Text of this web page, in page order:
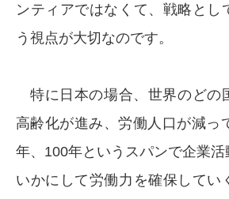
ンティアではなくて、戦略とし
う視点が大切なのです。
特に日本の場合、世界のどの
高齢化が進み、労働人口が減っ
年、100年というスパンで企業活
いかにして労働力を確保してい